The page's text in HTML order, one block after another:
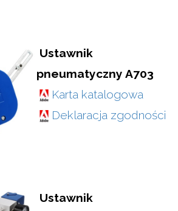
Ustawnik
pneumatyczny A703
Karta katalogowa
Deklaracja zgodności
Ustawnik